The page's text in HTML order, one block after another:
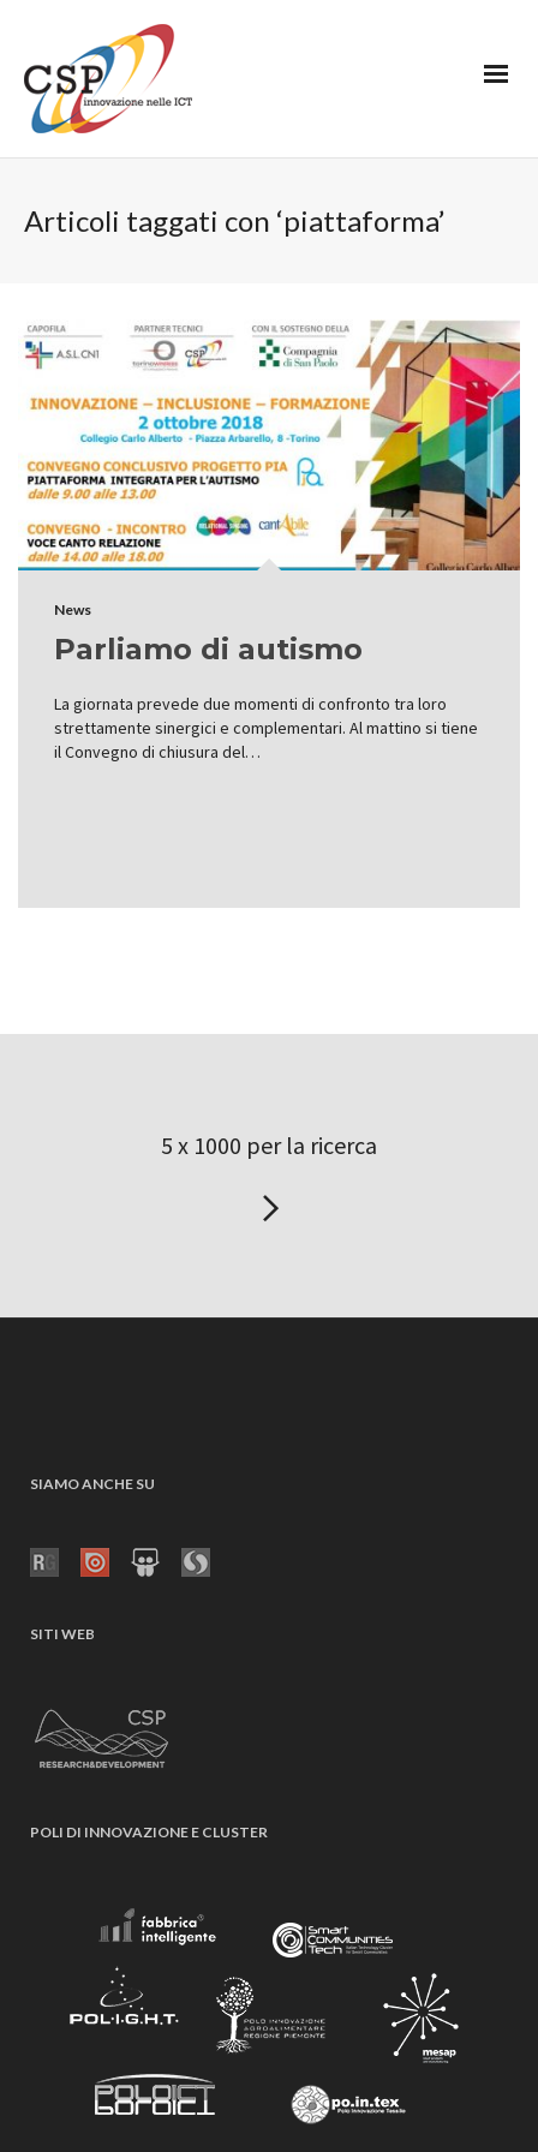
Articoli taggati con ‘piattaforma’
News
Parliamo di autismo
La giornata prevede due momenti di confronto tra loro
strettamente sinergici e complementari. Al mattino si tiene
il Convegno di chiusura del…
5 x 1000 per la ricerca
SIAMO ANCHE SU
SITI WEB
POLI DI INNOVAZIONE E CLUSTER